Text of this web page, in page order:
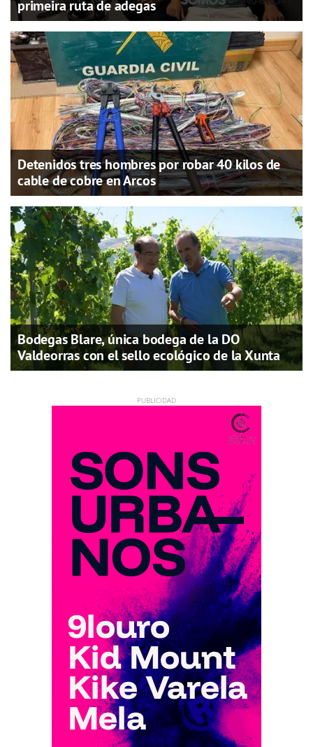
primeira ruta de adegas
Detenidos tres hombres por robar 40 kilos de
cable de cobre en Arcos
Bodegas Blare, única bodega de la DO
Valdeorras con el sello ecológico de la Xunta